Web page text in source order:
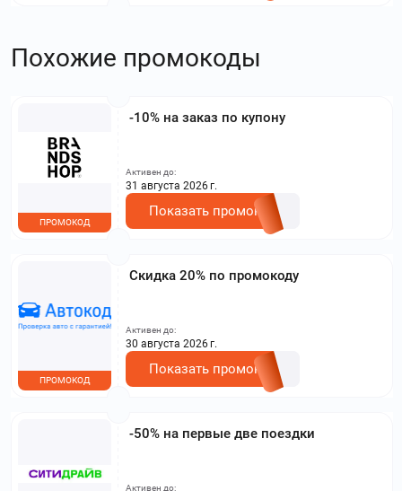
Похожие промокоды
-10% на заказ по купону
ПРОМОКОД
Активен до:
31 августа 2026 г.
Показать промокод
Скидка 20% по промокоду
ПРОМОКОД
Активен до:
30 августа 2026 г.
Показать промокод
-50% на первые две поездки
Активен до: